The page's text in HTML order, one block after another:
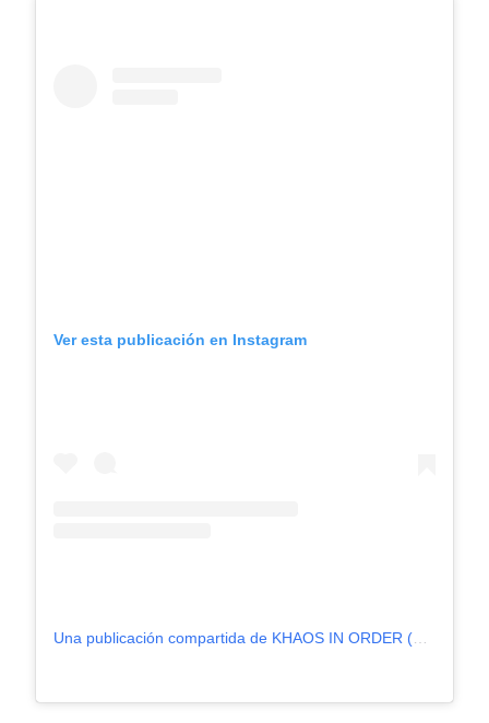
Ver esta publicación en Instagram